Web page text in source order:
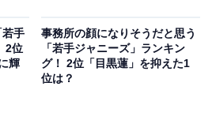
若手
2位
輝
事務所の顔になりそうだと思う
「若手ジャニーズ」ランキン
グ！ 2位「目黒蓮」を抑えた1
位は？